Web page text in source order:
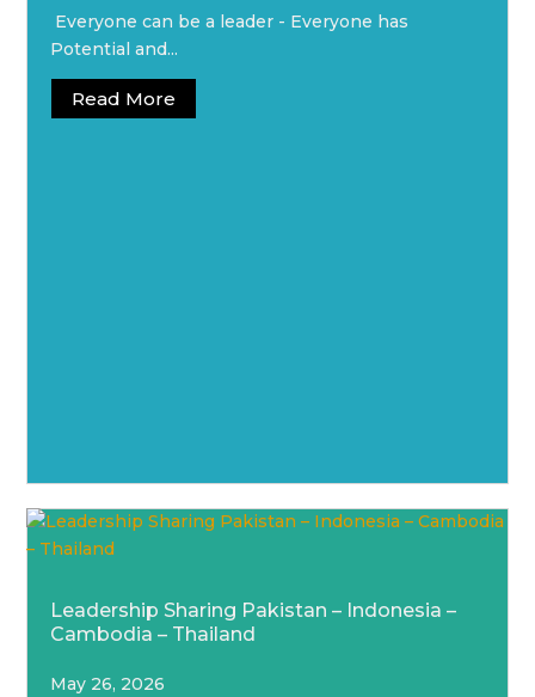
Everyone can be a leader - Everyone has
Potential and...
Read More
Leadership Sharing Pakistan – Indonesia –
Cambodia – Thailand
May 26, 2026